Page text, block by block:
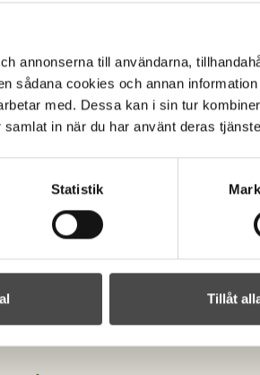
annonserna till användarna,
sådana cookies och annan
med. Dessa kan i sin tur
in när du har använt deras
Statistik
Tillåt